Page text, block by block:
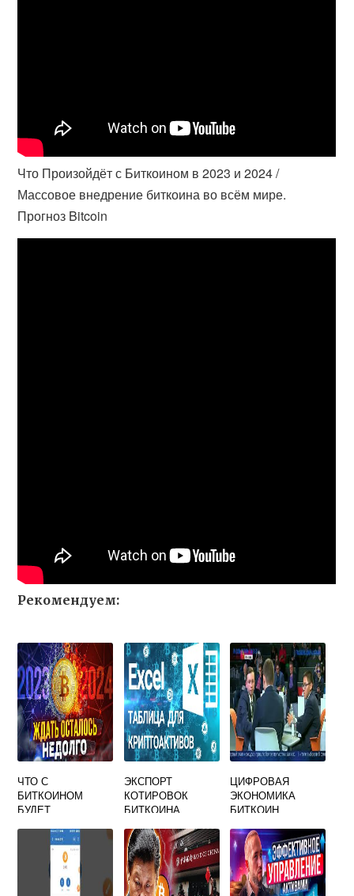
Что Произойдёт с Биткоином в 2023 и 2024 /
Массовое внедрение биткоина во всём мире.
Прогноз Bitcoin
Рекомендуем:
ЧТО С
БИТКОИНОМ
БУДЕТ
ЭКСПОРТ
КОТИРОВОК
БИТКОИНА
ЦИФРОВАЯ
ЭКОНОМИКА
БИТКОИН